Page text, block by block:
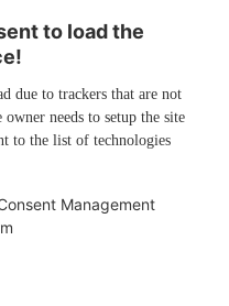
to load the
due to trackers that are not
needs to setup the site
to the list of technologies
Management